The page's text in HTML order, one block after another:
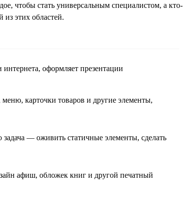
чтобы стать универсальным специалистом, а кто-
из этих областей.
оформляет презентации
карточки товаров и другие элементы,
— оживить статичные элементы, сделать
афиш, обложек книг и другой печатный